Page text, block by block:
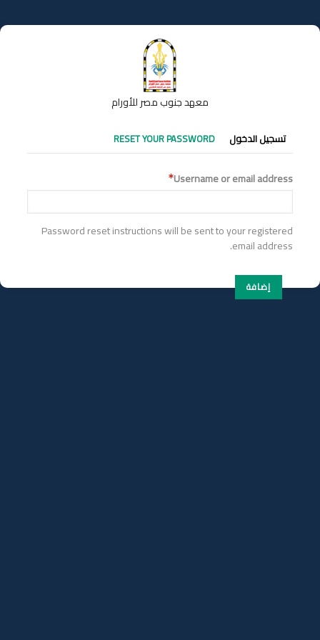
إلى
المحتوى
معهد جنوب مصر للأورام
التبويبات
الأساسية
تسجيل الدخول RESET YOUR PASSWORD
Username or email address
Password reset instructions will be sent to your registered
email address.